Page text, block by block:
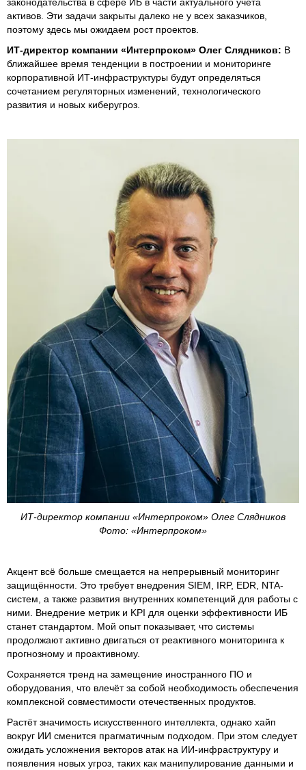
активов. Эти задачи закрыты далеко не у всех заказчиков,
поэтому здесь мы ожидаем рост проектов.
ИТ-директор компании «Интерпроком» Олег Слядников: В
ближайшее время тенденции в построении и мониторинге
корпоративной ИТ-инфраструктуры будут определяться
сочетанием регуляторных изменений, технологического
развития и новых киберугроз.
ИТ-директор компании «Интерпроком» Олег Слядников
Фото: «Интерпроком»
Акцент всё больше смещается на непрерывный мониторинг
защищённости. Это требует внедрения SIEM, IRP, EDR, NTA-
систем, а также развития внутренних компетенций для работы с
ними. Внедрение метрик и KPI для оценки эффективности ИБ
станет стандартом. Мой опыт показывает, что системы
продолжают активно двигаться от реактивного мониторинга к
прогнозному и проактивному.
Сохраняется тренд на замещение иностранного ПО и
оборудования, что влечёт за собой необходимость обеспечения
комплексной совместимости отечественных продуктов.
Растёт значимость искусственного интеллекта, однако хайп
вокруг ИИ сменится прагматичным подходом. При этом следует
ожидать усложнения векторов атак на ИИ-инфраструктуру и
появления новых угроз, таких как манипулирование данными и